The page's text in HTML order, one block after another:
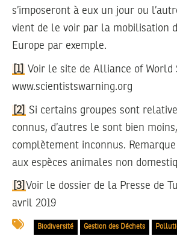
s’imposeront à eux un jour ou
vient de le voir par la mobilisation
Europe par exemple.
[1]
Voir le site de Alliance of World
www.scientistswarning.org
[2]
Si certains groupes sont
connus, d’autres le sont bien
complètement inconnus.
aux espèces animales non
[3] Voir le dossier de la Presse de
avril 2019
Biodiversité Gestion des Déchets